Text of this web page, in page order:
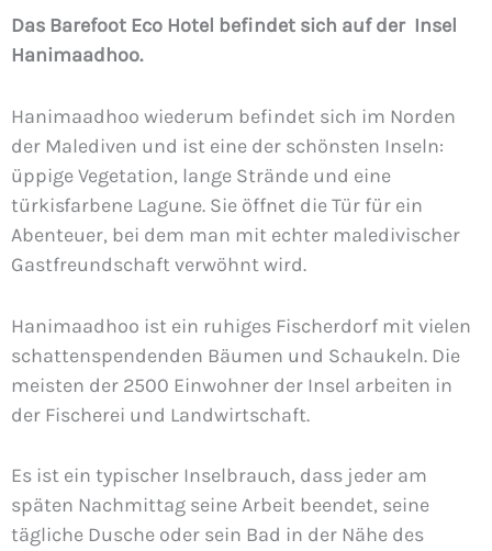
Das Barefoot Eco Hotel befindet sich auf der Insel
Hanimaadhoo.
Hanimaadhoo wiederum befindet sich im Norden
der Malediven und ist eine der schönsten Inseln:
üppige Vegetation, lange Strände und eine
türkisfarbene Lagune. Sie öffnet die Tür für ein
Abenteuer, bei dem man mit echter maledivischer
Gastfreundschaft verwöhnt wird.
Hanimaadhoo ist ein ruhiges Fischerdorf mit vielen
schattenspendenden Bäumen und Schaukeln. Die
meisten der 2500 Einwohner der Insel arbeiten in
der Fischerei und Landwirtschaft.
Es ist ein typischer Inselbrauch, dass jeder am
späten Nachmittag seine Arbeit beendet, seine
tägliche Dusche oder sein Bad in der Nähe des